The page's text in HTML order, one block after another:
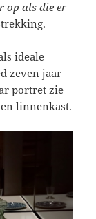
op als die er
ideale
zeven jaar
portret zie
linnenkast.